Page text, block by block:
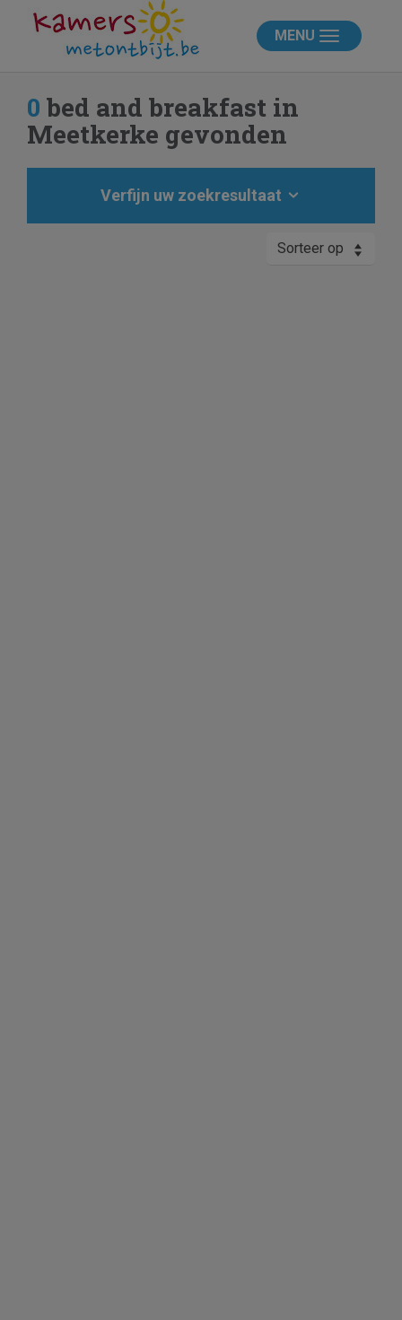
MENU
0 bed and breakfast in
Meetkerke gevonden
Verfijn uw zoekresultaat
Sorteer op